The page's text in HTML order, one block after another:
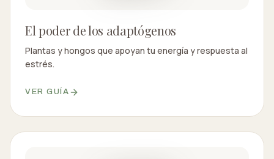
El poder de los adaptógenos
Plantas y hongos que apoyan tu energía y respuesta al
estrés.
VER GUÍA